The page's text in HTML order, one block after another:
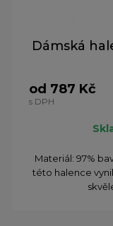
Dámská
od 787 Kč
s DPH
Materiál: 97%
této halence